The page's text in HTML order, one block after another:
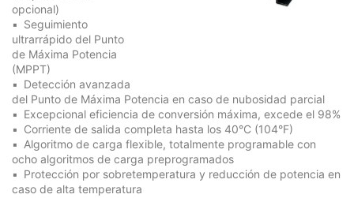
opcional)
Seguimiento
ultrarrápido del Punto
de Máxima Potencia
(MPPT)
Detección avanzada
del Punto de Máxima Potencia en caso de nubosidad parcial
Excepcional eficiencia de conversión máxima, excede el 98%
Corriente de salida completa hasta los 40°C (104°F)
Algoritmo de carga flexible, totalmente programable con
ocho algoritmos de carga preprogramados
Protección por sobretemperatura y reducción de potencia en
caso de alta temperatura